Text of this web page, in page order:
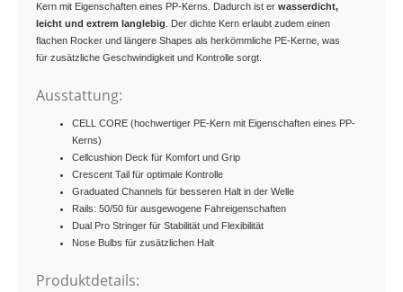
Kern mit Eigenschaften eines PP-Kerns. Dadurch ist er wasserdicht,
leicht und extrem langlebig . Der dichte Kern erlaubt zudem einen
flachen Rocker und längere Shapes als herkömmliche PE-Kerne, was
für zusätzliche Geschwindigkeit und Kontrolle sorgt.
Ausstattung:
CELL CORE (hochwertiger PE-Kern mit Eigenschaften eines PP-
Kerns)
Cellcushion Deck für Komfort und Grip
Crescent Tail für optimale Kontrolle
Graduated Channels für besseren Halt in der Welle
Rails: 50/50 für ausgewogene Fahreigenschaften
Dual Pro Stringer für Stabilität und Flexibilität
Nose Bulbs für zusätzlichen Halt
Produktdetails: